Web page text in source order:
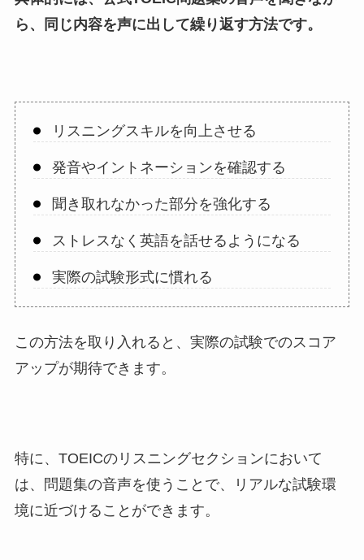
ら、同じ内容を声に出して繰り返す方法です。
リスニングスキルを向上させる
発音やイントネーションを確認する
聞き取れなかった部分を強化する
ストレスなく英語を話せるようになる
実際の試験形式に慣れる
この方法を取り入れると、実際の試験でのスコア
アップが期待できます。
特に、TOEICのリスニングセクションにおいて
は、問題集の音声を使うことで、リアルな試験環
境に近づけることができます。